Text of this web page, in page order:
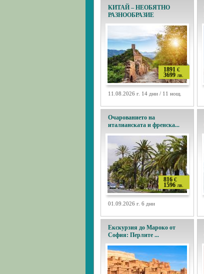
КИТАЙ – НЕОБЯТНО
РАЗНООБРАЗИЕ
1891 €
3699 лв.
11.08.2026 г. 14 дни / 11 нощ.
Очарованието на
италианската и френска...
816 €
1596 лв.
01.09.2026 г. 6 дни
Екскурзия до Мароко от
София: Перлите ...